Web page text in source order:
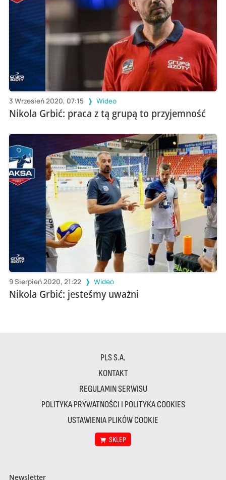
3 Wrzesień 2020, 07:15 Wideo
Nikola Grbić: praca z tą grupą to przyjemność
9 Sierpień 2020, 21:22 Wideo
Nikola Grbić: jesteśmy uważni
PLS S.A.
KONTAKT
REGULAMIN SERWISU
POLITYKA PRYWATNOŚCI I POLITYKA COOKIES
USTAWIENIA PLIKÓW COOKIE
SKLEP
Newsletter